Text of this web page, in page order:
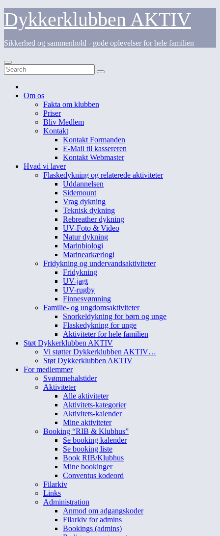
Skip
content
Dykkerklubben AKTIV
Sikkerhed og sammenhold - gode oplevelser for hele familien
Om os
Fakta om klubben
Priser
Bliv Medlem
Kontakt
Kontakt Formanden
E-Mail til kassereren
Kontakt Webmaster
Hvad vi laver
Flaskedykning og relaterede aktiviteter
Uddannelsen
Sidemount
Vrag dykning
Teknisk dykning
Rebreather dykning
UV-Foto & Video
Natur dykning
Marinbiologi
Marinearkærlogi
Fridykning og undervandsaktiviteter
Fridykning
UV-jagt
UV-rugby
Finnesvømning
Familie- og ungdomsaktiviteter
Snorkeldykning for børn og unge
Flaskedykning for unge
Aktiviteter for hele familien
Støt Dykkerklubben AKTIV
Vi støtter Dykkerklubben AKTIV…
Støt Dykkerklubben AKTIV
For medlemmer
Svømmehalstider
Aktiviteter
Alle aktiviteter
Aktivitets-kategorier
Aktivitets-kalender
Mine aktiviteter
Booking “RIB & Klubhus”
Se booking kalender
Se booking liste
Book RIB/Klubhus
Mine bookinger
Conventus kodeord
Filarkiv
Links
Administration
Anmod om adgangskoder
Filarkiv for admins
Bookings (admins)